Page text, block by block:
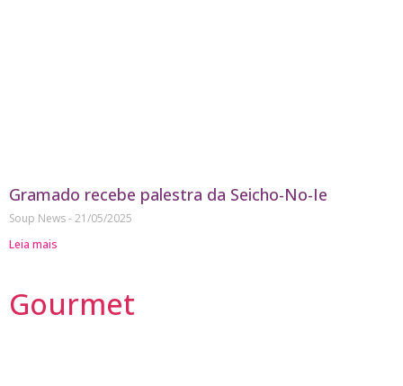
Gramado recebe palestra da Seicho-No-Ie
Soup News 21/05/2025
Leia mais
Gourmet